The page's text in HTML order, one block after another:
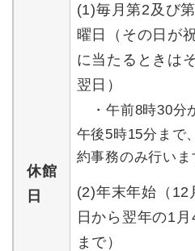
休館
日
(1)毎月第2及び
曜日（その日が
に当たるときは
翌日）
・午前8時30分
午後5時15分まで
約事務のみ行いま
(2)年末年始（12
日から翌年の1月
まで）